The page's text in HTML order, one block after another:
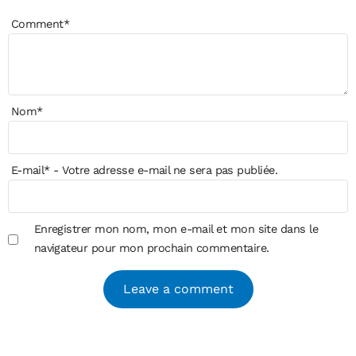
Comment*
Nom*
E-mail*- Votre adresse e-mail ne sera pas publiée.
Enregistrer mon nom, mon e-mail et mon site dans le
navigateur pour mon prochain commentaire.